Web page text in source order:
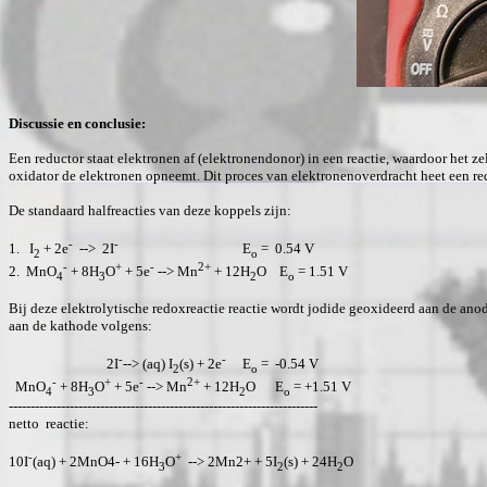
Discussie en conclusie:
Een reductor staat elektronen af (elektronendonor) in een reactie, waardoor het
oxidator de elektronen opneemt. Dit proces van elektronenoverdracht heet een
De standaard halfreacties van deze koppels zijn:
1. I2 + 2e- --> 2I- Eo = 0.54 V
2. MnO4
- + 8H3O+ + 5e- --> Mn2+ + 12H2O Eo = 1.51 V
Bij deze elektrolytische redoxreactie reactie wordt jodide geoxideerd aan de
aan de kathode volgens:
2I---> (aq) I2(s) + 2e- Eo = -0.54 V
MnO4
- + 8H3O+ + 5e- --> Mn2+ + 12H2O Eo = +1.51 V
-----------------------------------------------------------------------
netto reactie:
10I-(aq) + 2MnO4- + 16H3O+ --> 2Mn2+ + 5I2(s) + 24H2O